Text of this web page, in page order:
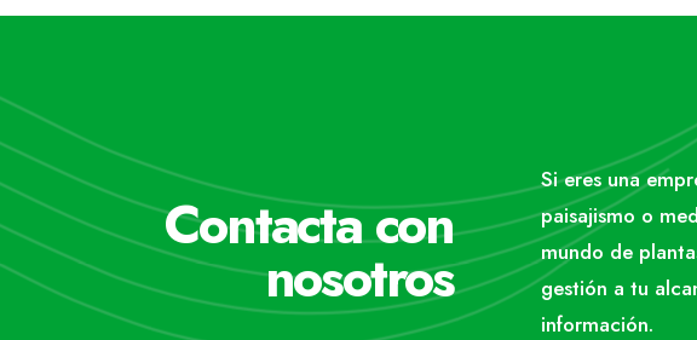
Contacta con
nosotros
Si eres una
paisajismo o
mundo de
gestión a tu
información.